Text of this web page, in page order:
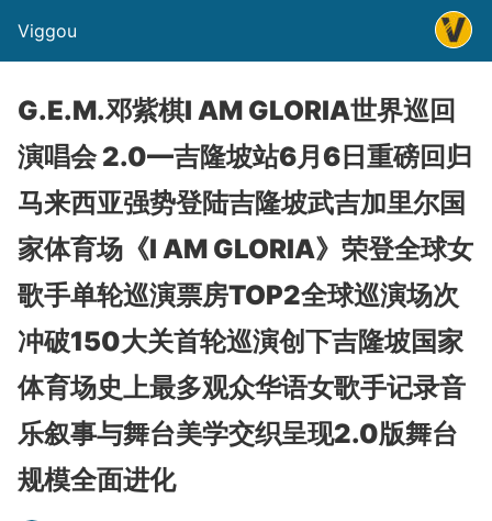
Viggou
G.E.M.邓紫棋I AM GLORIA世界巡回
演唱会 2.0—吉隆坡站6月6日重磅回归
马来西亚ㅤ强势登陆吉隆坡武吉加里尔国
家体育场《I AM GLORIA》荣登全球女
歌手单轮巡演票房TOP2ㅤ全球巡演场次
冲破150大关首轮巡演创下吉隆坡国家
体育场史上最多观众华语女歌手记录音
乐叙事与舞台美学交织呈现2.0版舞台
规模全面进化